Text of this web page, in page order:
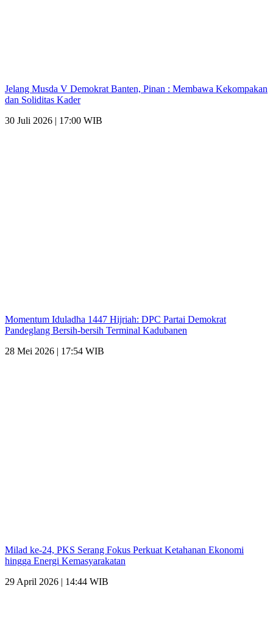
Jelang Musda V Demokrat Banten, Pinan : Membawa Kekompakan
dan Soliditas Kader
30 Juli 2026 | 17:00 WIB
Momentum Iduladha 1447 Hijriah: DPC Partai Demokrat
Pandeglang Bersih-bersih Terminal Kadubanen
28 Mei 2026 | 17:54 WIB
Milad ke-24, PKS Serang Fokus Perkuat Ketahanan Ekonomi
hingga Energi Kemasyarakatan
29 April 2026 | 14:44 WIB